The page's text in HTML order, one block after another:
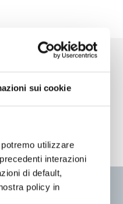
sui cookie
utilizzare
interazioni
di default,
policy in